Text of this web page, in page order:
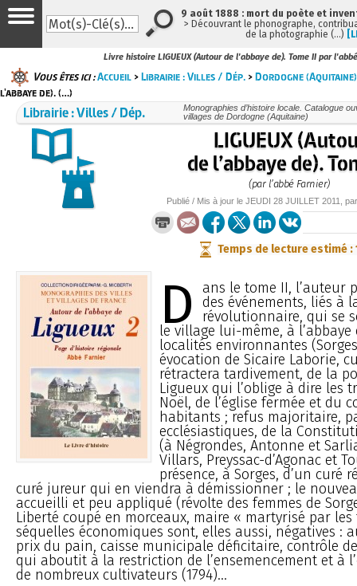
Livre histoire LIGUEUX (Autour de l'abbaye de). Tome II par
Vous êtes ici :Accueil >Librairie : Villes / Dép. >Dordogne (Aquitaine)
l'abbaye de). (…)
Librairie : Villes / Dép.
Monographies d’histoire locale. Catalogue
villages de Dordogne (Aquitaine)
LIGUEUX
de l’abbaye de).
(par l’abbé Farnier)
Publié / Mis à jour le JEUDI 28 JUILLET 2011 ,
Temps de lecture estimé :
D
ans le tome II, l’auteur
des événements, liés à
révolutionnaire, qui se
le village lui-même, à l’abbaye
localités environnantes
évocation de Sicaire Laborie,
rétractera tardivement, de la
Ligueux qui l’oblige à dire les
Noël, de l’église fermée et du
habitants ; refus majoritaire,
ecclésiastiques, de la
(à Négrondes, Antonne et
Villars, Preyssac-d’Agonac et
présence, à Sorges, d’un curé
curé jureur qui en viendra à démissionner ; le
accueilli et peu appliqué (révolte des femmes de
Liberté coupé en morceaux, maire « martyrisé par les
séquelles économiques sont, elles aussi, négatives :
prix du pain, caisse municipale déficitaire, contrôle
qui aboutit à la restriction de l’ensemencement et à
de nombreux cultivateurs (1794)...
9 août 1888 : mort du poète et
> Découvrant le phonographe,
de la photographie (…)